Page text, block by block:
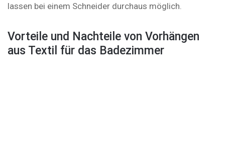
lassen bei einem Schneider durchaus möglich.
Vorteile und Nachteile von Vorhängen
aus Textil für das Badezimmer